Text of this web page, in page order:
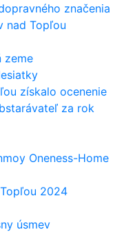
značenia
nad Topľou
zeme
získalo ocenenie
za rok
Oneness-Home
2024
úsmev